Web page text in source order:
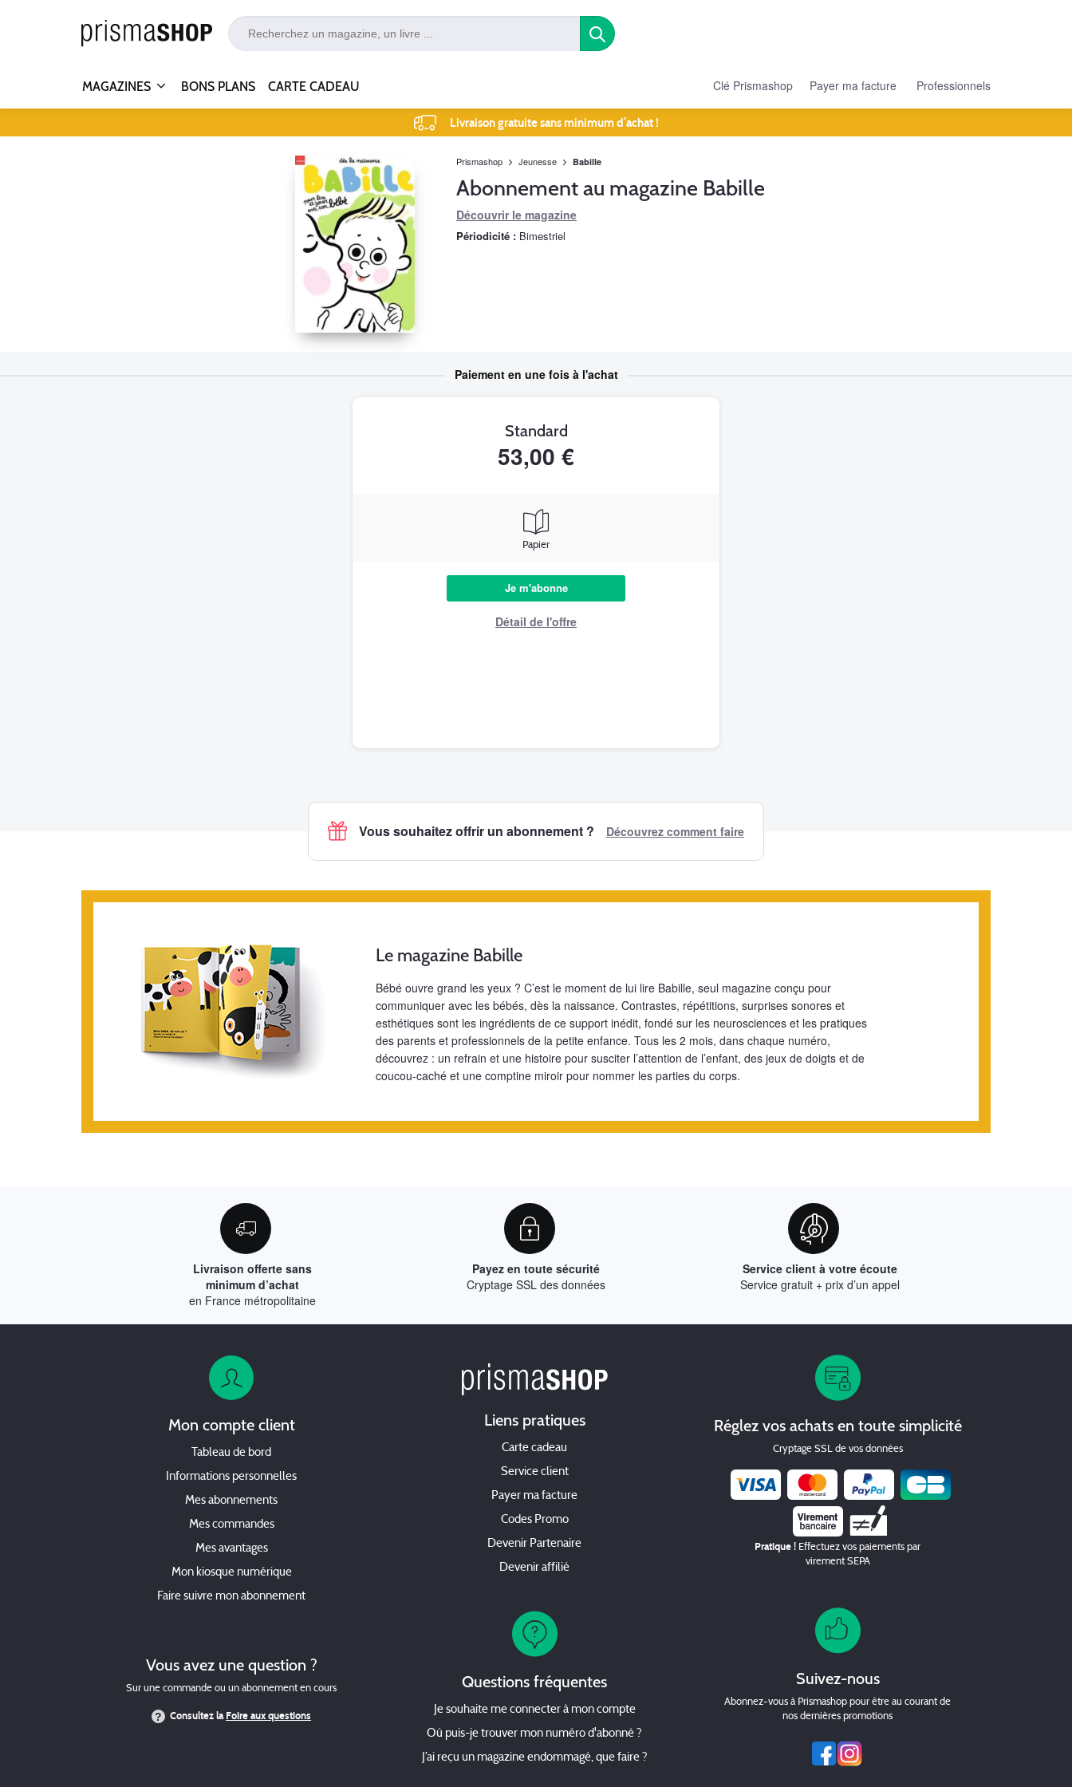
MAGAZINES BONS PLANS CARTE CADEAU Clé Prismashop Payer ma facture Professionnels
Livraison gratuite sans minimum d’achat !
Prismashop Jeunesse Babille
Abonnement au magazine Babille
Découvrir le magazine
Périodicité : Bimestriel
Paiement en une fois à l'achat
Standard
53,00 €
Papier
Je m'abonne
Détail de l'offre
Vous souhaitez offrir un abonnement ? Découvrez comment faire
Le magazine Babille
Bébé ouvre grand les yeux ? C’est le moment de lui lire Babille, seul magazine conçu pour
communiquer avec les bébés, dès la naissance. Contrastes, répétitions, surprises sonores et
esthétiques sont les ingrédients de ce support inédit, fondé sur les neurosciences et les pratiques
des parents et professionnels de la petite enfance. Tous les 2 mois, dans chaque numéro,
découvrez : un refrain et une histoire pour susciter l’attention de l’enfant, des jeux de doigts et de
coucou-caché et une comptine miroir pour nommer les parties du corps.
Livraison offerte sans
minimum d’achat
en France métropolitaine
Payez en toute sécurité
Cryptage SSL des données
Service client à votre écoute
Service gratuit + prix d’un appel
Mon compte client
Tableau de bord
Informations personnelles
Mes abonnements
Mes commandes
Mes avantages
Mon kiosque numérique
Faire suivre mon abonnement
Vous avez une question ?
Sur une commande ou un abonnement en cours
Consultez laFoire aux questions
Liens pratiques
Carte cadeau
Service client
Payer ma facture
Codes Promo
Devenir Partenaire
Devenir affilié
Questions fréquentes
Je souhaite me connecter à mon compte
Où puis-je trouver mon numéro d'abonné ?
J’ai reçu un magazine endommagé, que faire ?
Réglez vos achats en toute simplicité
Cryptage SSL de vos données
Chèque
Pratique ! Effectuez vos paiements par
virement SEPA
Suivez-nous
Abonnez-vous à Prismashop pour être au courant de
nos dernières promotions